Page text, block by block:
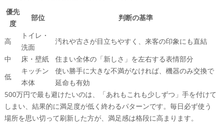
優先
度
部位 判断の基準
高
トイレ・
洗面
汚れや古さが目立ちやすく、来客の印象にも直結
中
床・壁紙
住まい全体の「新しさ」を左右する表情部分
低
キッチン
本体
使い勝手に大きな不満がなければ、機器のみ交換で
延命も有効
500万円で最も避けたいのは、「あれもこれも少しずつ」手を付けて
しまい、結果的に満足度が低く終わるパターンです。毎日必ず使う
場所を思い切って刷新した方が、満足感は格段に高まります。